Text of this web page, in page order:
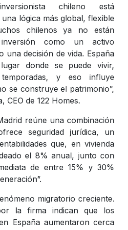
chileno está
lógica más global, flexible
chilenos ya no están
como un activo
una decisión de vida. España
donde se puede vivir,
y eso influye
se construye el patrimonio”,
CEO de 122 Homes.
reúne una combinación
seguridad jurídica, un
que, en vivienda
el 8% anual, junto con
de entre 15% y 30%
migratorio creciente.
la firma indican que los
España aumentaron cerca